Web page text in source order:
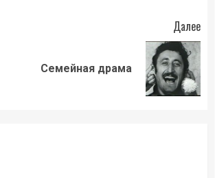
Далее
Семейная драма